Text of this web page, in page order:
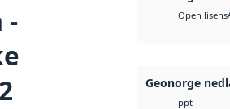
-
Open lisens
Geonorge
ppt